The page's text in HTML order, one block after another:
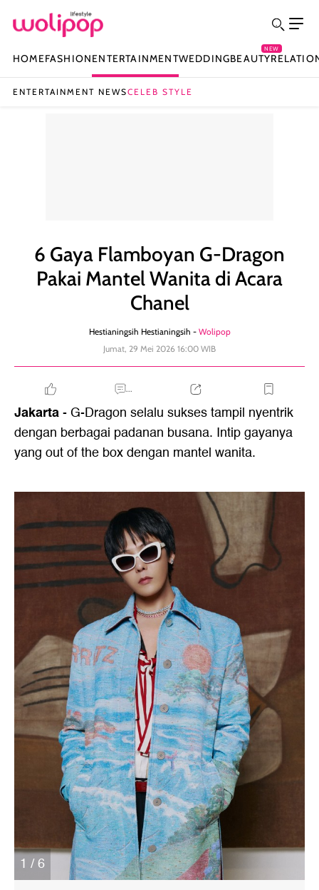
HOMEFASHIONENTERTAINMENTWEDDINGBEAUTY
NEW
ENTERTAINMENT NEWSCELEB STYLE
6 Gaya Flamboyan G-Dragon
Pakai Mantel Wanita di Acara
Chanel
Hestianingsih Hestianingsih - Wolipop
Jumat, 29 Mei 2026 16:00 WIB
...
Jakarta- G-Dragon selalu sukses tampil nyentrik
dengan berbagai padanan busana. Intip gayanya
yang out of the box dengan mantel wanita.
1 / 6